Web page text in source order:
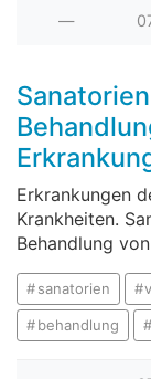
—
Erkrankungen
Krankheiten.
Behandlung
sanatorien
behandlung